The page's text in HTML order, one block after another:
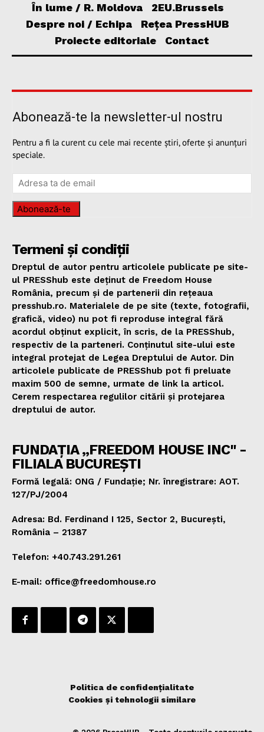
În lume / R. Moldova
2EU.Brussels
Despre noi / Echipa
Rețea PressHUB
Proiecte editoriale
Contact
Abonează-te la newsletter-ul nostru
Pentru a fi la curent cu cele mai recente știri, oferte și anunțuri
speciale.
Abonează-te
Termeni și condiții
Dreptul de autor pentru articolele publicate pe site-
ul PRESShub este deținut de Freedom House
România, precum și de partenerii din rețeaua
presshub.ro. Materialele de pe site (texte, fotografii,
grafică, video) nu pot fi reproduse integral fără
acordul obținut explicit, în scris, de la PRESShub,
respectiv de la parteneri. Conținutul site-ului este
integral protejat de Legea Dreptului de Autor. Din
articolele publicate de PRESShub pot fi preluate
maxim 500 de semne, urmate de link la articol.
Cerem respectarea regulilor citării și protejarea
dreptului de autor.
FUNDAȚIA „FREEDOM HOUSE INC" -
FILIALA BUCUREȘTI
Formă legală: ONG / Fundație; Nr. înregistrare: AOT.
127/PJ/2004
Adresa: Bd. Ferdinand I 125, Sector 2, București,
România – 21387
Telefon: +40.743.291.261
E-mail: office@freedomhouse.ro
Politica de confidențialitate
Cookies și tehnologii similare